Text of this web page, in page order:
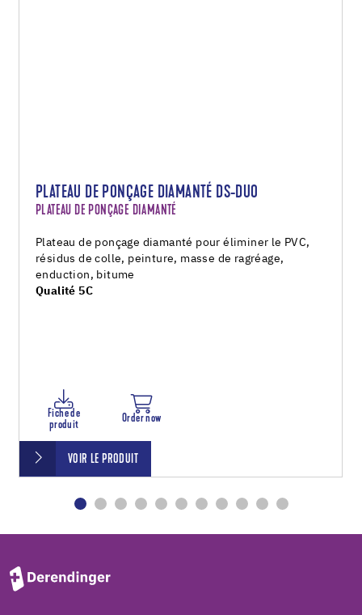
PLATEAU DE PONÇAGE DIAMANTÉ DS-DUO
PLATEAU DE PONÇAGE DIAMANTÉ
Plateau de ponçage diamanté pour éliminer le PVC,
résidus de colle, peinture, masse de ragréage,
enduction, bitume
Qualité 5C
Fiche de
produit
Order now
VOIR LE PRODUIT